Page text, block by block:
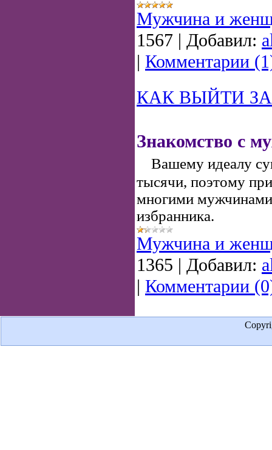
Мужчина и
1567 | Добавил:
| Комментарии
КАК ВЫЙТИ
Знакомство с
Вашему идеалу
тысячи, поэтому
многими
избранника.
Мужчина и
1365 | Добавил:
| Комментарии